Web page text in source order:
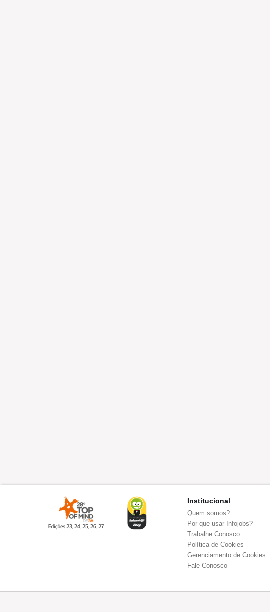
Institucional
Quem somos?
Por que usar Infojobs?
Trabalhe Conosco
Política de Cookies
Gerenciamento de Cookies
Fale Conosco